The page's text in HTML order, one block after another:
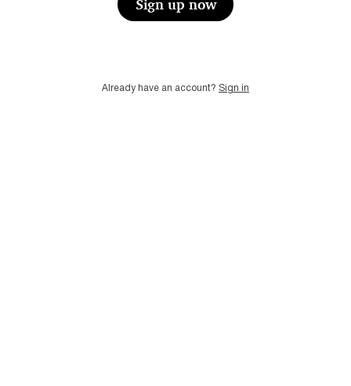
Sign up now
Already have an account? Sign in